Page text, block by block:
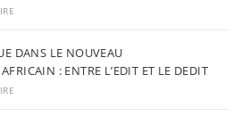
DANS LE NOUVEAU
: ENTRE L’EDIT ET LE DEDIT